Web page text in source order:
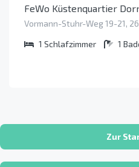
FeWo Küstenquartier
Vormann-Stuhr-Weg 19-21,
1 Schlafzimmer 1
Zur